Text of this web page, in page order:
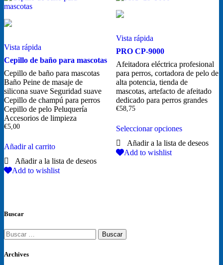
producto
Vista rápida
Cepillo de baño para mascotas
Cepillo de baño para mascotas
Baño Peine de masaje de
silicona suave Seguridad suave
Cepillo de champú para perros
Cepillo de pelo Peluquería
Accesorios de limpieza
€5,00
Añadir al carrito
Add to wishlist
Vista rápida
PRO CP-9000
Afeitadora eléctrica profesional
para perros, cortadora de pelo de
alta potencia, tienda de
mascotas, artefacto de afeitado
dedicado para perros grandes
€58,75
Seleccionar opcionesproducto
múltiples
Add to wishlist
Buscar
Buscar:
Archives